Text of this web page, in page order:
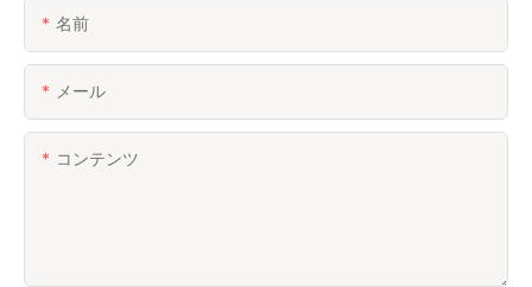
名前
メール
コンテンツ